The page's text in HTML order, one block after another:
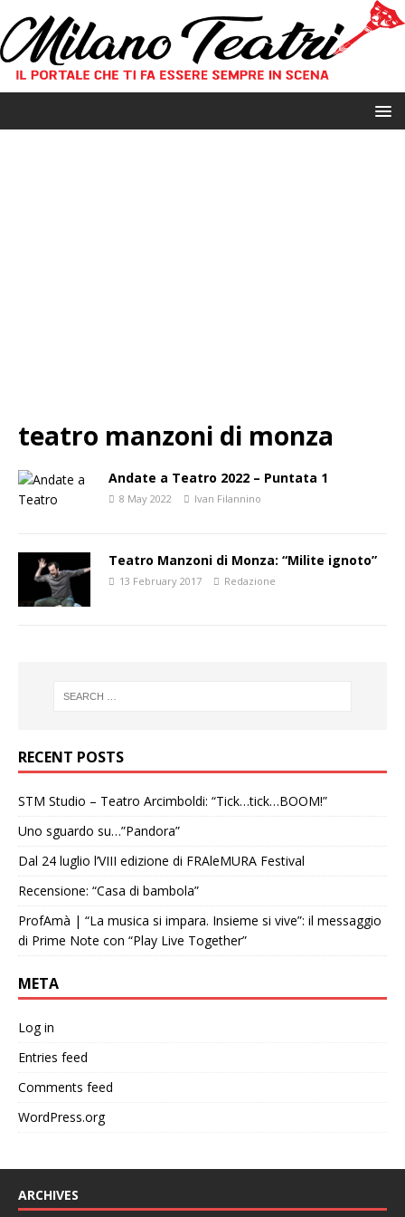
teatro manzoni di monza
Andate a Teatro 2022 – Puntata 1
8 May 2022 Ivan Filannino
Teatro Manzoni di Monza: “Milite ignoto”
13 February 2017 Redazione
RECENT POSTS
STM Studio – Teatro Arcimboldi: “Tick…tick…BOOM!”
Uno sguardo su…”Pandora”
Dal 24 luglio l’VIII edizione di FRAleMURA Festival
Recensione: “Casa di bambola”
ProfAmà | “La musica si impara. Insieme si vive”: il messaggio
di Prime Note con “Play Live Together”
META
Log in
Entries feed
Comments feed
WordPress.org
ARCHIVES